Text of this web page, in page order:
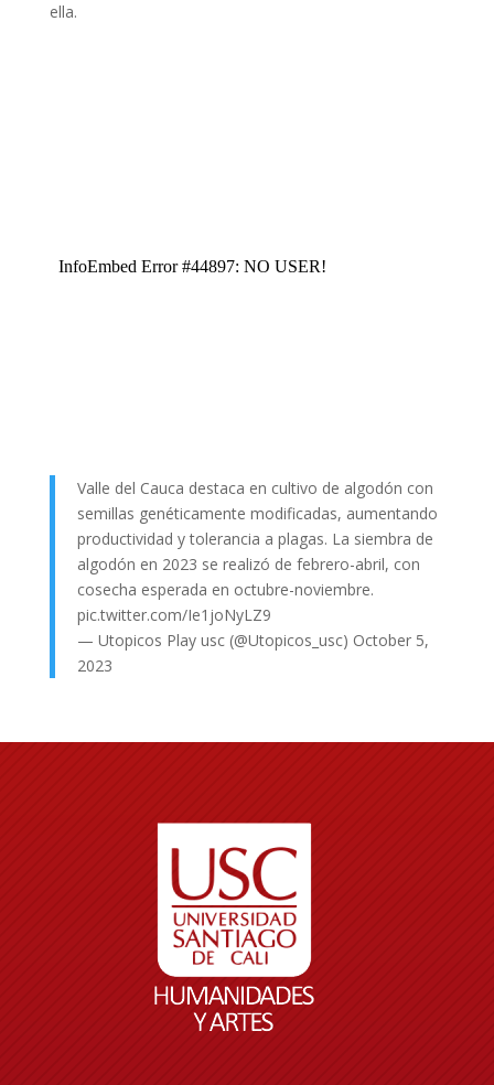
ella.
Valle del Cauca destaca en cultivo de algodón con
semillas genéticamente modificadas, aumentando
productividad y tolerancia a plagas. La siembra de
algodón en 2023 se realizó de febrero-abril, con
cosecha esperada en octubre-noviembre.
pic.twitter.com/Ie1joNyLZ9
— Utopicos Play usc (@Utopicos_usc) October 5,
2023